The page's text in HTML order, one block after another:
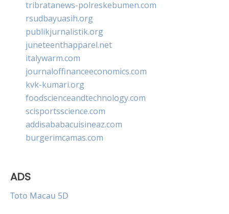
tribratanews-polreskebumen.com
rsudbayuasih.org
publikjurnalistik.org
juneteenthapparel.net
italywarm.com
journaloffinanceeconomics.com
kvk-kumari.org
foodscienceandtechnology.com
scisportsscience.com
addisababacuisineaz.com
burgerimcamas.com
ADS
Toto Macau 5D